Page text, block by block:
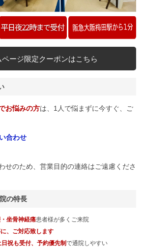
ページ限定クーポンはこちら
お悩みの方は、1人で悩まずに今すぐ、ご
合わせ
せのため、営業目的の連絡はご遠慮くださ
の特長
坐骨神経痛患者様が多くご来院
、ご対応致します
祝も受付、予約優先制で通院しやすい